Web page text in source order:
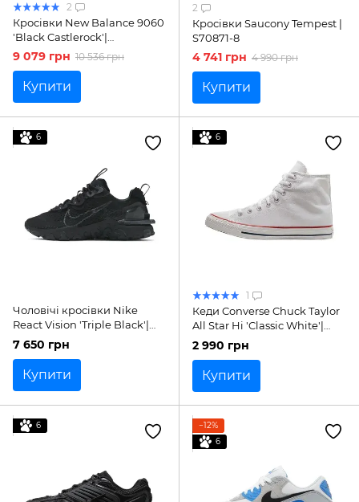
2
Кросівки New Balance 9060
'Black Castlerock'|
U9060BLK
9 079 грн 10 536 грн
Купити
2
Кросівки Saucony Tempest |
S70871-8
4 741 грн 4 990 грн
Купити
6
Чоловічі кросівки Nike
React Vision 'Triple Black'|
CD4373-004
7 650 грн
Купити
6
1
Кеди Converse Chuck Taylor
All Star Hi 'Classic White'|
M7650C
2 990 грн
Купити
6
−12%
6